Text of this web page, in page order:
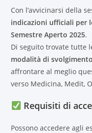
Con l’avvicinarsi della
indicazioni ufficiali per
Semestre Aperto 2025.
Di seguito trovate tutte
modalità di
affrontare al meglio
verso Medicina, Medit,
Requisiti di
Possono accedere agli